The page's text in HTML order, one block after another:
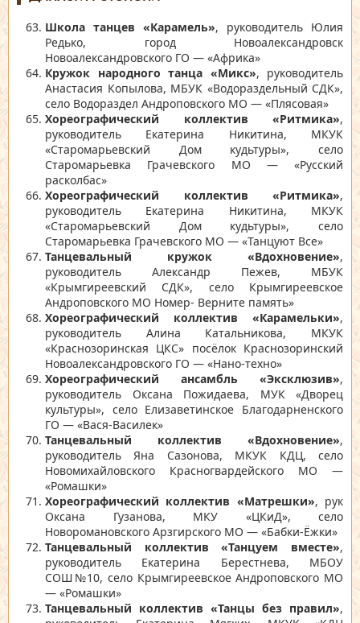
Школа танцев «Карамель», руководитель Юлия
Редько, город Новоалександровск
Новоалександровского ГО — «Африка»
Кружок народного танца «Микс», руководитель
Анастасия Копылова, МБУК «Водораздельный СДК»,
село Водораздел Андроповского МО — «Плясовая»
Хореографический коллектив «Ритмика»,
руководитель Екатерина Никитина, МКУК
«Старомарьевский Дом кудьтуры», село
Старомарьевка Грачевского МО — «Русский
расколбас»
Хореографический коллектив «Ритмика»,
руководитель Екатерина Никитина, МКУК
«Старомарьевский Дом кудьтуры», село
Старомарьевка Грачевского МО — «Танцуют Все»
Танцевальный кружок «Вдохновение»,
руководитель Александр Пежев, МБУК
«Крымгиреевский СДК», село Крымгиреевское
Андроповского МО Номер- Верните память»
Хореографический коллектив «Карамельки»,
руководитель Алина Катальникова, МКУК
«Краснозоринская ЦКС» посёлок Краснозоринский
Новоалександровского ГО — «Нано-техно»
Хореографический ансамбль «Эксклюзив»,
руководитель Оксана Пожидаева, МУК «Дворец
культуры», село Елизаветинское Благодарненского
ГО — «Вася-Василек»
Танцевальный коллектив «Вдохновение»,
руководитель Яна Сазонова, МКУК КДЦ, село
Новомихайловского Красногвардейского МО —
«Ромашки»
Хореографический коллектив «Матрешки», рук
Оксана Гузанова, МКУ «ЦКиД», село
Новоромановского Арзгирского МО — «Бабки-Ёжки»
Танцевальный коллектив «Танцуем вместе»,
руководитель Екатерина Берестнева, МБОУ
СОШ№10, село Крымгиреевское Андроповского МО
— «Ромашки»
Танцевальный коллектив «Танцы без правил»,